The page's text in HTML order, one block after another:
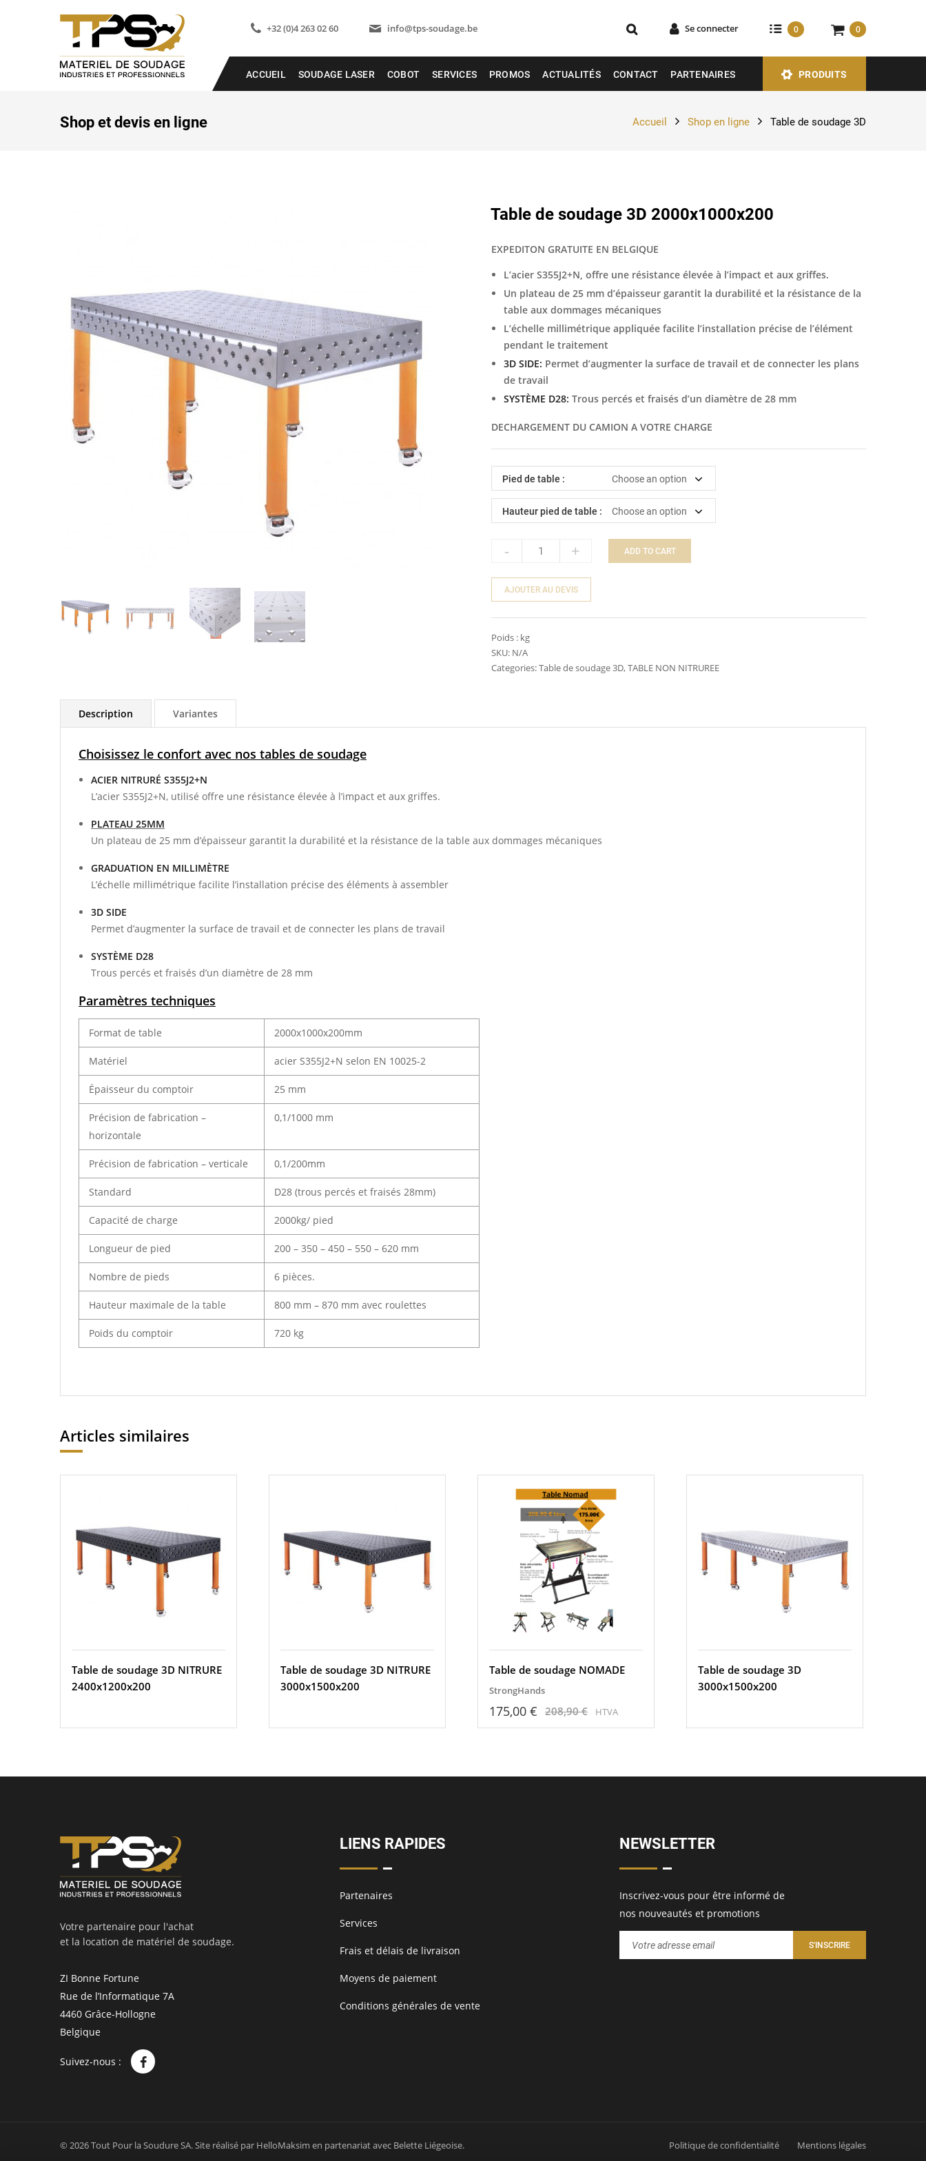
+32 (0)4 263 02 60 info@tps-soudage.be Se connecter 0 0
ACCUEIL SOUDAGE LASER COBOT SERVICES PROMOS ACTUALITÉS CONTACT PARTENAIRES PRODUITS
Shop et devis en ligne Accueil Shop en ligne Table de soudage 3D
Table de soudage 3D 2000x1000x200
EXPEDITON GRATUITE EN BELGIQUE
L’acier S355J2+N, offre une résistance élevée à l’impact et aux griffes.
Un plateau de 25 mm d’épaisseur garantit la durabilité et la résistance de la
table aux dommages mécaniques
L’échelle millimétrique appliquée facilite l’installation précise de l’élément
pendant le traitement
3D SIDE: Permet d’augmenter la surface de travail et de connecter les plans
de travail
SYSTÈME D28: Trous percés et fraisés d’un diamètre de 28 mm
DECHARGEMENT DU CAMION A VOTRE CHARGE
Pied de table :
Hauteur pied de table :
- + ADD TO CART
AJOUTER AU DEVIS
Poids : kg
SKU: N/A
Categories:Table de soudage 3D,TABLE NON NITRUREE
Description Variantes
Choisissez le confort avec nos tables de soudage
ACIER NITRURÉ S355J2+N
L’acier S355J2+N, utilisé offre une résistance élevée à l’impact et aux griffes.
PLATEAU 25MM
Un plateau de 25 mm d’épaisseur garantit la durabilité et la résistance de la table aux dommages mécaniques
GRADUATION EN MILLIMÈTRE
L’échelle millimétrique facilite l’installation précise des éléments à assembler
3D SIDE
Permet d’augmenter la surface de travail et de connecter les plans de travail
SYSTÈME D28
Trous percés et fraisés d’un diamètre de 28 mm
Paramètres techniques
Format de table 2000x1000x200mm
Matériel acier S355J2+N selon EN 10025-2
Épaisseur du comptoir 25 mm
Précision de fabrication –
horizontale
0,1/1000 mm
Précision de fabrication – verticale 0,1/200mm
Standard D28 (trous percés et fraisés 28mm)
Capacité de charge 2000kg/ pied
Longueur de pied 200 – 350 – 450 – 550 – 620 mm
Nombre de pieds 6 pièces.
Hauteur maximale de la table 800 mm – 870 mm avec roulettes
Poids du comptoir 720 kg
Articles similaires
Table de soudage 3D NITRURE
2400x1200x200
Table de soudage 3D NITRURE
3000x1500x200
Table de soudage NOMADE
StrongHands
208,90€
Original
208,90 €.
175,00 €
Current
175,00 €.
HTVA
Table de soudage 3D
3000x1500x200
Votre partenaire pour l'achat
et la location de matériel de soudage.
ZI Bonne Fortune
Rue de l’Informatique 7A
4460 Grâce-Hollogne
Belgique
Suivez-nous :
LIENS RAPIDES
Partenaires
Services
Frais et délais de livraison
Moyens de paiement
Conditions générales de vente
NEWSLETTER
Inscrivez-vous pour être informé de
nos nouveautés et promotions
© 2026 Tout Pour la Soudure SA.Site réalisé par HelloMaksim en partenariat avec Belette Liégeoise. Politique de confidentialité Mentions légales